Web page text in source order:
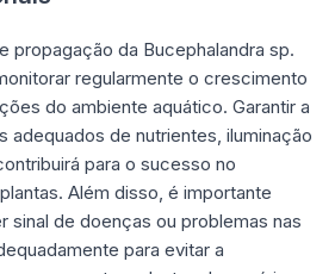
propagação da Bucephalandra sp.
regularmente o crescimento
do ambiente aquático. Garantir a
adequados de nutrientes, iluminação
para o sucesso no
Além disso, é importante
sinal de doenças ou problemas nas
para evitar a